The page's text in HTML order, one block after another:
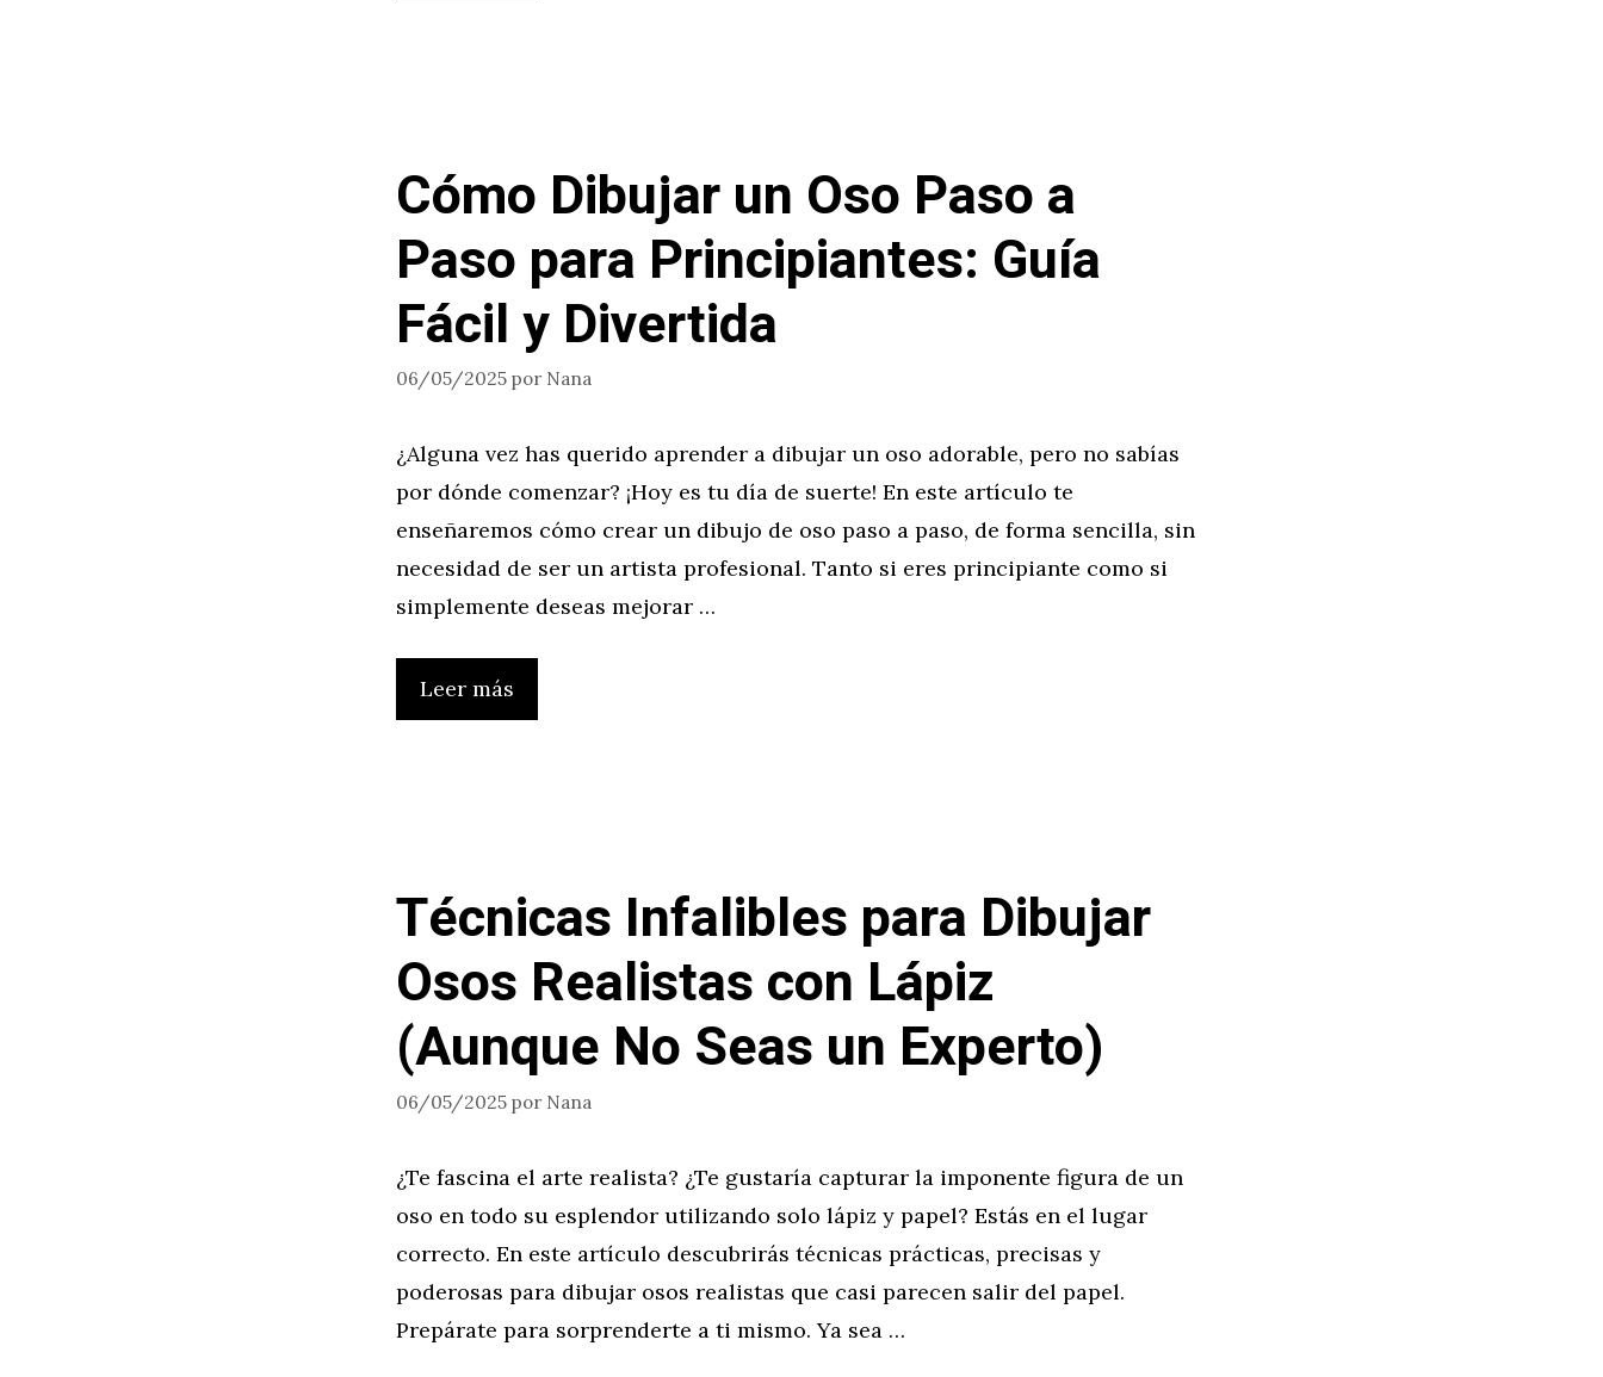
Cómo Dibujar un Oso Paso a
Paso para Principiantes: Guía
Fácil y Divertida
06/05/2025 por Nana
¿Alguna vez has querido aprender a dibujar un oso adorable, pero no sabías
por dónde comenzar? ¡Hoy es tu día de suerte! En este artículo te
enseñaremos cómo crear un dibujo de oso paso a paso, de forma sencilla, sin
necesidad de ser un artista profesional. Tanto si eres principiante como si
simplemente deseas mejorar …
Leer más
Técnicas Infalibles para Dibujar
Osos Realistas con Lápiz
(Aunque No Seas un Experto)
06/05/2025 por Nana
¿Te fascina el arte realista? ¿Te gustaría capturar la imponente figura de un
oso en todo su esplendor utilizando solo lápiz y papel? Estás en el lugar
correcto. En este artículo descubrirás técnicas prácticas, precisas y
poderosas para dibujar osos realistas que casi parecen salir del papel.
Prepárate para sorprenderte a ti mismo. Ya sea …